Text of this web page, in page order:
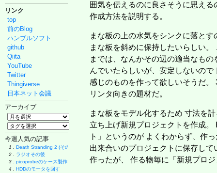
リンク
top
前のBlog
ハンブルソフト
github
Qiita
YouTube
Twitter
Thingiverse
日本ネット会議
アーカイブ
今週人気の記事
1 .
Death Stranding 2 (その後)
2 .
ラジオその後
3 .
picoprobeのケース製作
4 .
HDDのモータを回す
囲気を伝えるのに良さそうに思える
作成方法を説明する。
まな板の上の水気をシンクに落とす
まな板を斜めに保持したいらしい。
までは、なんかその辺の適当なもの
んでいたらしいが、安定しないので
感じのものを作って欲しいそうだ。
リンタ向きの題材だ。
まな板をモデル化するため 寸法を
立ち上げ新規プロジェクトを作成
ト」というのが よくわからず、作
出来合いのプロジェクトに保存し
作ったが、 作る物毎に「新規プロ